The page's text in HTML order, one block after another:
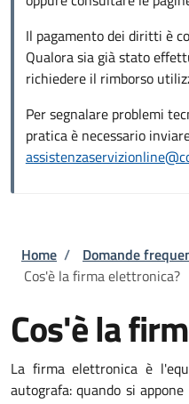
Il pagamento dei diritti è
Qualora sia già stato
richiedere il rimborso
Per segnalare problemi
pratica è necessario
Briciole di
Home / Domande
Cos'è la firma elettronica?
Cos'è la
La firma elettronica è
autografa: quando si